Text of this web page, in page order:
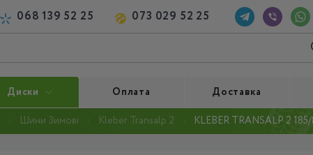
068 139 52 25 073 029 52 25
Диски Оплата Доставка
Шини Зимові Kleber Transalp 2 KLEBER TRANSALP 2